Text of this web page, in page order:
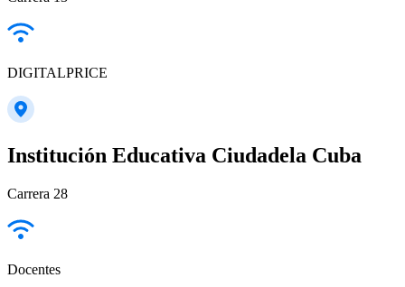
DIGITALPRICE
Institución Educativa Ciudadela Cuba
Carrera 28
Docentes